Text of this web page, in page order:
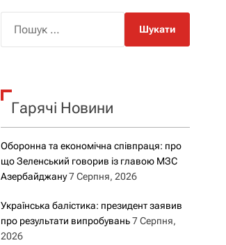
р
о
у
к
Гарячі Новини
Оборонна та економічна співпраця: про
що Зеленський говорив із главою МЗС
Азербайджану 7 Серпня, 2026
Українська балістика: президент заявив
про результати випробувань 7 Серпня,
2026